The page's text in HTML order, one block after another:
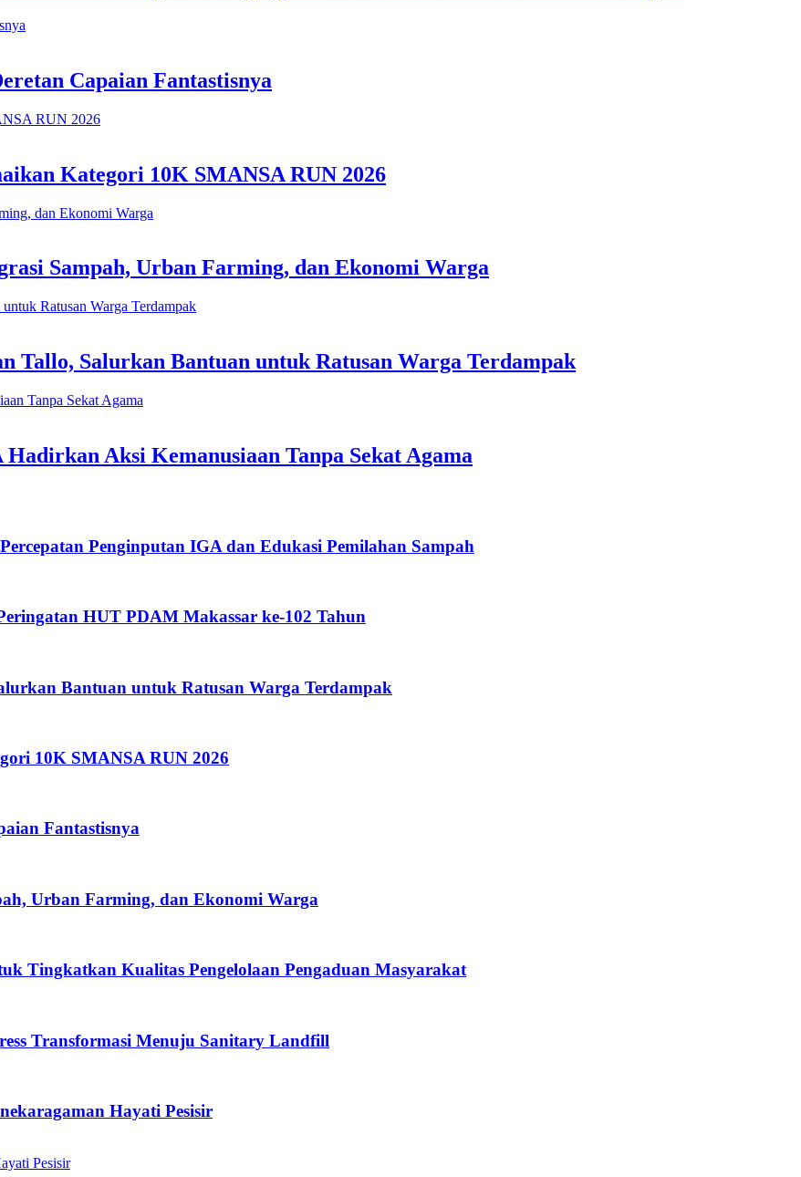
Capaian Fantastisnya
Kategori 10K SMANSA RUN 2026
Sampah, Urban Farming, dan Ekonomi Warga
Tallo, Salurkan Bantuan untuk Ratusan Warga Terdampak
Aksi Kemanusiaan Tanpa Sekat Agama
Penginputan IGA dan Edukasi Pemilahan Sampah
HUT PDAM Makassar ke-102 Tahun
Bantuan untuk Ratusan Warga Terdampak
10K SMANSA RUN 2026
Fantastisnya
Urban Farming, dan Ekonomi Warga
Tingkatkan Kualitas Pengelolaan Pengaduan Masyarakat
Transformasi Menuju Sanitary Landfill
Hayati Pesisir